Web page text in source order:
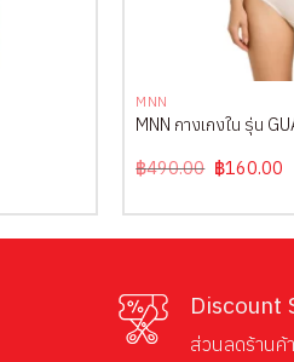
MNN
MNN กางเกงใน รุ่น
฿490.00 Original
price
฿490.00.
฿160.00
Discount
ส่วนลดร้านค้